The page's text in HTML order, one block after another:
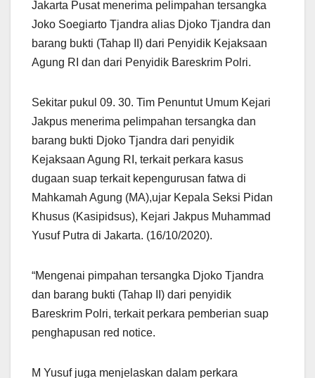
Jakarta Pusat menerima pelimpahan tersangka
Joko Soegiarto Tjandra alias Djoko Tjandra dan
barang bukti (Tahap II) dari Penyidik Kejaksaan
Agung RI dan dari Penyidik Bareskrim Polri.
Sekitar pukul 09. 30. Tim Penuntut Umum Kejari
Jakpus menerima pelimpahan tersangka dan
barang bukti Djoko Tjandra dari penyidik
Kejaksaan Agung RI, terkait perkara kasus
dugaan suap terkait kepengurusan fatwa di
Mahkamah Agung (MA),ujar Kepala Seksi Pidan
Khusus (Kasipidsus), Kejari Jakpus Muhammad
Yusuf Putra di Jakarta. (16/10/2020).
“Mengenai pimpahan tersangka Djoko Tjandra
dan barang bukti (Tahap II) dari penyidik
Bareskrim Polri, terkait perkara pemberian suap
penghapusan red notice.
M Yusuf juga menjelaskan dalam perkara